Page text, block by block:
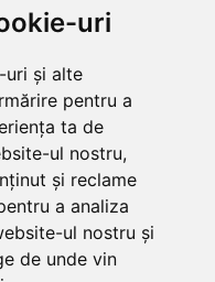
uri
uri și alte
pentru a
ta de
ul nostru,
și reclame
a analiza
ul nostru și
de unde vin
snowboard
Rome SDS
& longboard
Skateboards
rolele
ochelarii
de soare Oakley